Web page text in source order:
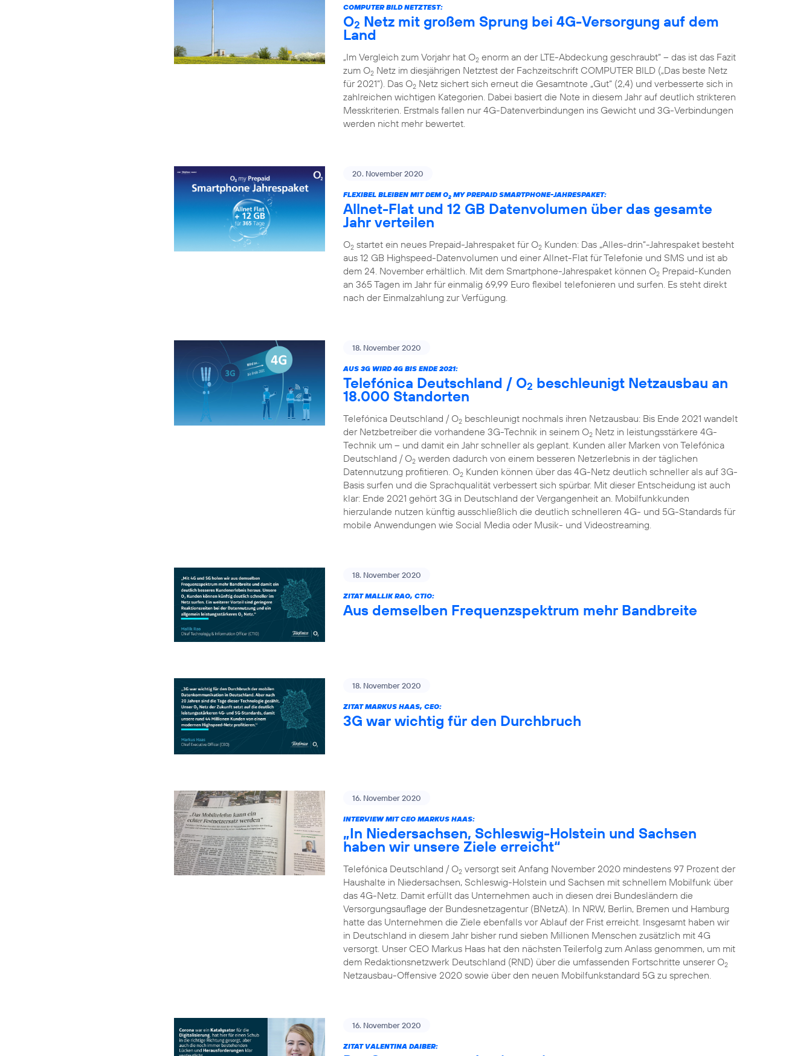
COMPUTER BILD NETZTEST:
O2 Netz mit großem Sprung bei 4G-Versorgung auf dem
Land
„Im Vergleich zum Vorjahr hat O2 enorm an der LTE-Abdeckung geschraubt“ – das ist das Fazit
zum O2 Netz im diesjährigen Netztest der Fachzeitschrift COMPUTER BILD („Das beste Netz
für 2021“). Das O2 Netz sichert sich erneut die Gesamtnote „Gut“ (2,4) und verbesserte sich in
zahlreichen wichtigen Kategorien. Dabei basiert die Note in diesem Jahr auf deutlich strikteren
Messkriterien. Erstmals fallen nur 4G-Datenverbindungen ins Gewicht und 3G-Verbindungen
werden nicht mehr bewertet.
20. November 2020
FLEXIBEL BLEIBEN MIT DEM O2 MY PREPAID SMARTPHONE-JAHRESPAKET:
Allnet-Flat und 12 GB Datenvolumen über das gesamte
Jahr verteilen
O2 startet ein neues Prepaid-Jahrespaket für O2 Kunden: Das „Alles-drin“-Jahrespaket besteht
aus 12 GB Highspeed-Datenvolumen und einer Allnet-Flat für Telefonie und SMS und ist ab
dem 24. November erhältlich. Mit dem Smartphone-Jahrespaket können O2 Prepaid-Kunden
an 365 Tagen im Jahr für einmalig 69,99 Euro flexibel telefonieren und surfen. Es steht direkt
nach der Einmalzahlung zur Verfügung.
18. November 2020
AUS 3G WIRD 4G BIS ENDE 2021:
Telefónica Deutschland / O2 beschleunigt Netzausbau an
18.000 Standorten
Telefónica Deutschland / O2 beschleunigt nochmals ihren Netzausbau: Bis Ende 2021 wandelt
der Netzbetreiber die vorhandene 3G-Technik in seinem O2 Netz in leistungsstärkere 4G-
Technik um – und damit ein Jahr schneller als geplant. Kunden aller Marken von Telefónica
Deutschland / O2 werden dadurch von einem besseren Netzerlebnis in der täglichen
Datennutzung profitieren. O2 Kunden können über das 4G-Netz deutlich schneller als auf 3G-
Basis surfen und die Sprachqualität verbessert sich spürbar. Mit dieser Entscheidung ist auch
klar: Ende 2021 gehört 3G in Deutschland der Vergangenheit an. Mobilfunkkunden
hierzulande nutzen künftig ausschließlich die deutlich schnelleren 4G- und 5G-Standards für
mobile Anwendungen wie Social Media oder Musik- und Videostreaming.
18. November 2020
ZITAT MALLIK RAO, CTIO:
Aus demselben Frequenzspektrum mehr Bandbreite
18. November 2020
ZITAT MARKUS HAAS, CEO:
3G war wichtig für den Durchbruch
16. November 2020
INTERVIEW MIT CEO MARKUS HAAS:
„In Niedersachsen, Schleswig-Holstein und Sachsen
haben wir unsere Ziele erreicht“
Telefónica Deutschland / O2 versorgt seit Anfang November 2020 mindestens 97 Prozent der
Haushalte in Niedersachsen, Schleswig-Holstein und Sachsen mit schnellem Mobilfunk über
das 4G-Netz. Damit erfüllt das Unternehmen auch in diesen drei Bundesländern die
Versorgungsauflage der Bundesnetzagentur (BNetzA). In NRW, Berlin, Bremen und Hamburg
hatte das Unternehmen die Ziele ebenfalls vor Ablauf der Frist erreicht. Insgesamt haben wir
in Deutschland in diesem Jahr bisher rund sieben Millionen Menschen zusätzlich mit 4G
versorgt. Unser CEO Markus Haas hat den nächsten Teilerfolg zum Anlass genommen, um mit
dem Redaktionsnetzwerk Deutschland (RND) über die umfassenden Fortschritte unserer O2
Netzausbau-Offensive 2020 sowie über den neuen Mobilfunkstandard 5G zu sprechen.
16. November 2020
ZITAT VALENTINA DAIBER: